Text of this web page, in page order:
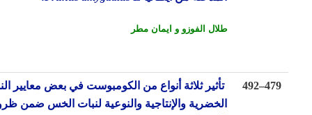
طلال الفوزو و ايمان مطر
492
تأثير ثلاثة أنواع من الكومبوست في بعض معايير النمو
الخضرية والإنتاجية والنوعية لنبات الخس ضمن ظروف